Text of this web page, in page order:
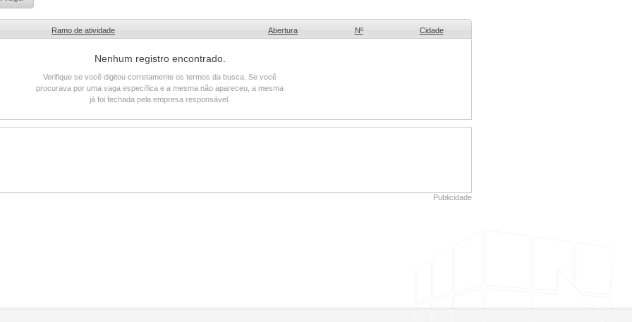
Ramo de atividade Abertura Nº Cidade
Nenhum registro encontrado.
Verifique se você digitou corretamente os termos da busca. Se você
procurava por uma vaga específica e a mesma não apareceu, a mesma
já foi fechada pela empresa responsável.
Publicidade